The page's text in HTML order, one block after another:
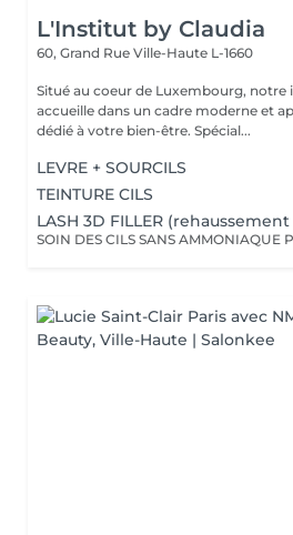
L'Institut by Claudia
60, Grand Rue Ville-Haute L-1660
Situé au coeur de Luxembourg,
accueille dans un cadre moderne et
dédié à votre bien-être. Spécial...
LEVRE + SOURCILS
TEINTURE CILS
LASH 3D FILLER